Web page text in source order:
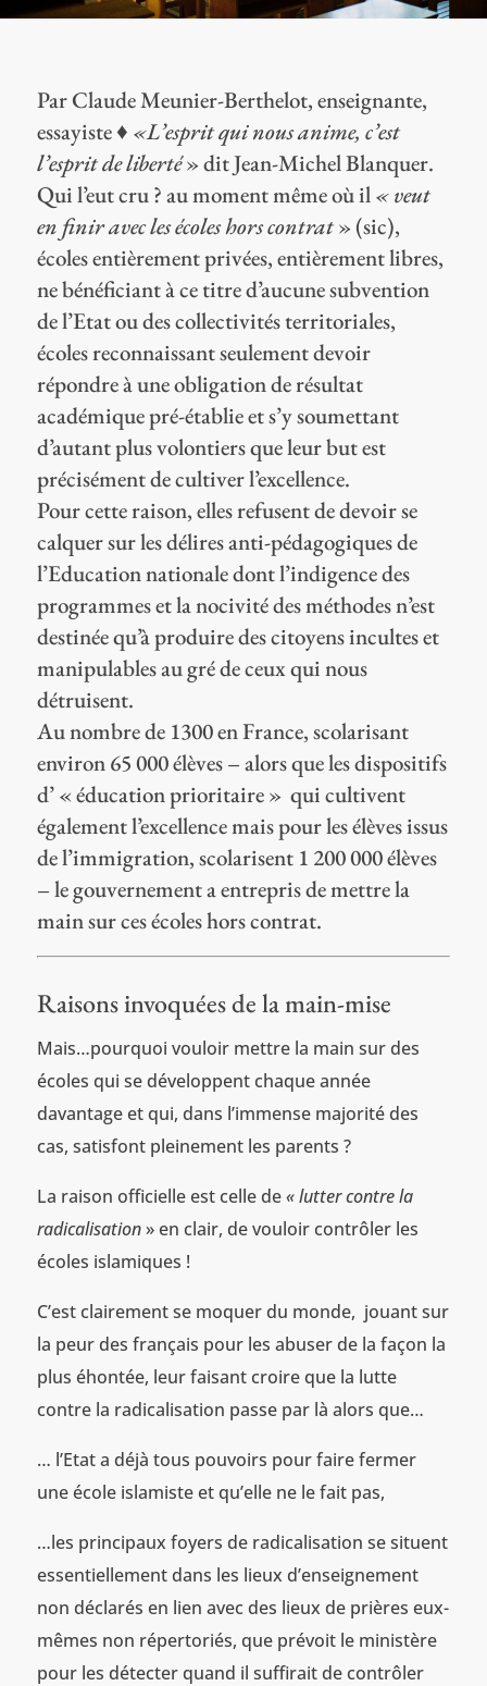
Par Claude Meunier-Berthelot, enseignante,
essayiste ♦ «L’esprit qui nous anime, c’est
l’esprit de liberté» dit Jean-Michel Blanquer.
Qui l’eut cru ? au moment même où il« veut
en finir avec les écoles hors contrat» (sic),
écoles entièrement privées, entièrement libres,
ne bénéficiant à ce titre d’aucune subvention
de l’Etat ou des collectivités territoriales,
écoles reconnaissant seulement devoir
répondre à une obligation de résultat
académique pré-établie et s’y soumettant
d’autant plus volontiers que leur but est
précisément de cultiver l’excellence.
Pour cette raison, elles refusent de devoir se
calquer sur les délires anti-pédagogiques de
l’Education nationale dont l’indigence des
programmes et la nocivité des méthodes n’est
destinée qu’à produire des citoyens incultes et
manipulables au gré de ceux qui nous
détruisent.
Au nombre de 1300 en France, scolarisant
environ 65 000 élèves – alors que les dispositifs
d’ « éducation prioritaire » qui cultivent
également l’excellence mais pour les élèves issus
de l’immigration, scolarisent 1 200 000 élèves
– le gouvernement a entrepris de mettre la
main sur ces écoles hors contrat.
Raisons invoquées de la main-mise
Mais…pourquoi vouloir mettre la main sur des
écoles qui se développent chaque année
davantage et qui, dans l’immense majorité des
cas, satisfont pleinement les parents ?
La raison officielle est celle de« lutter contre la
radicalisation» en clair, de vouloir contrôler les
écoles islamiques !
C’est clairement se moquer du monde, jouant sur
la peur des français pour les abuser de la façon la
plus éhontée, leur faisant croire que la lutte
contre la radicalisation passe par là alors que…
… l’Etat a déjà tous pouvoirs pour faire fermer
une école islamiste et qu’elle ne le fait pas,
…les principaux foyers de radicalisation se situent
essentiellement dans les lieux d’enseignement
non déclarés en lien avec des lieux de prières eux-
mêmes non répertoriés, que prévoit le ministère
pour les détecter quand il suffirait de contrôler